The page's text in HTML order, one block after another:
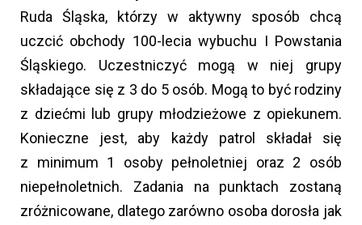
Ruda Śląska, którzy w aktywny sposób chcą
uczcić obchody 100-lecia wybuchu I Powstania
Śląskiego. Uczestniczyć mogą w niej grupy
składające się z 3 do 5 osób. Mogą to być rodziny
z dziećmi lub grupy młodzieżowe z opiekunem.
Konieczne jest, aby każdy patrol składał się
z minimum 1 osoby pełnoletniej oraz 2 osób
niepełnoletnich. Zadania na punktach zostaną
zróżnicowane, dlatego zarówno osoba dorosła jak